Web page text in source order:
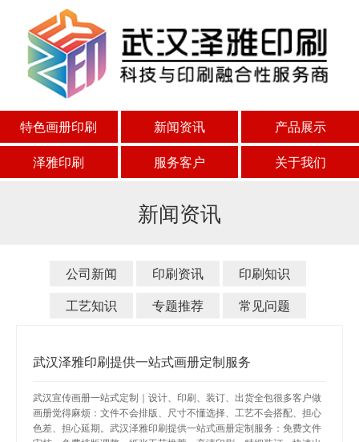
特色画册印刷 新闻资讯
产品展示
泽雅印刷
服务客户 关于我们
新闻资讯
公司新闻 印刷资讯
印刷知识
工艺知识
专题推荐 常见问题
武汉泽雅印刷提供一站式画册定制服务
武汉宣传画册一站式定制｜设计、印刷、装订、出货全包很多客户做
画册觉得麻烦：文件不会排版、尺寸不懂选择、工艺不会搭配、担心
色差、担心延期。武汉泽雅印刷提供一站式画册定制服务：免费文件